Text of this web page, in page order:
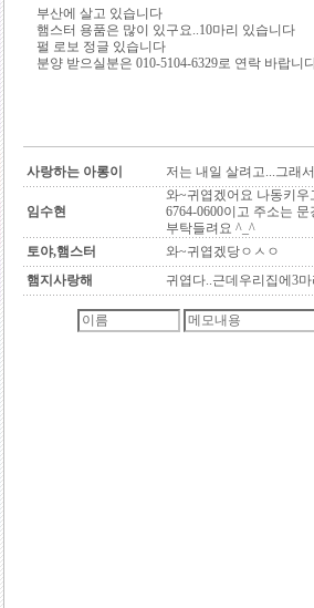
부산에 살고 있습니다
햄스터 용품은 많이 있구요..10마리 있습니다
펄 로보 정글 있습니다
분양 받으실분은 010-5104-6329로 연락 바랍니
사랑하는 아롱이 저는 내일 살려고...그래
임수현
와~귀엽겠어요 나동키우
6764-0600이고 주소는
부탁들려요 ^_^
토야,햄스터 와~귀엽겠당ㅇㅅㅇ
햄지사랑해 귀엽다..근데우리집에3